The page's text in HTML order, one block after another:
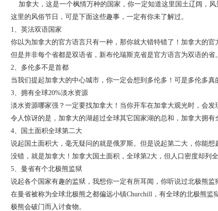
加拿大，这是一个枫情万种的国家，你一定知道这里国土辽阔，
这里的风俗节日，可是下面这些趣事，一定有你未了解过。
1、英法双语国家
你以为加拿大的官方语言只有一种，那你就大错特错了！加拿大的
但是并非每个省都是双语省，新布伦瑞斯克省是官方语言为双语的
2、多伦多不是首都
当我们提起加拿大的中心城市，你一定会想到多伦多！可是多伦多
3、拥有全球20%淡水资源
淡水资源哪家强？一定要找加拿大！当你开车在加拿大观光时，会
令人惊讶的是，加拿大的湖超过全球其它国家湖的总和，加拿大拥
4、国土面积全球第二大
说起国土面积大，毫无疑问的就是俄罗斯。但是说起第二大，你能想
没错，就是加拿大！加拿大国土面积，全球第2大，但人口密度却列
5、曼省有个北极熊监狱
说起各个国家有趣的监狱，我想你一定有所耳闻，你听说过北极熊监
在曼省被称为全球北极熊之都偏远小镇Churchill，有全球的北极熊
极熊会破门而入讨食物。